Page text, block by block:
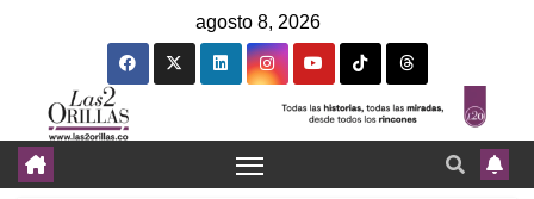
agosto 8, 2026